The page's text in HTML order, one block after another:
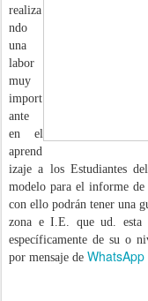
realiza
ndo
una
labor
muy
import
ante
en el
aprend
izaje a los Estudiantes
modelo para el informe de
con ello podrán tener una
zona e I.E. que ud. esta
específicamente de su o
por mensaje de